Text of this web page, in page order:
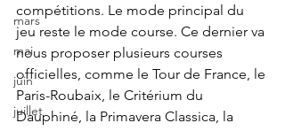
mars
mai
juin
juillet
compétitions. Le mode principal du
jeu reste le mode course. Ce dernier va
nous proposer plusieurs courses
officielles, comme le Tour de France, le
Paris-Roubaix, le Critérium du
Dauphiné, la Primavera Classica, la